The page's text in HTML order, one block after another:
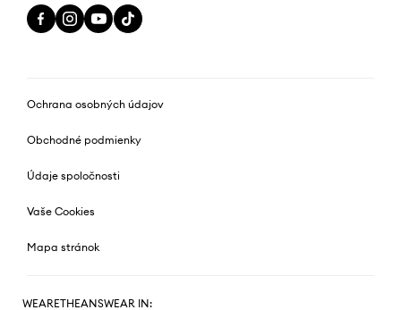
Ochrana osobných údajov
Obchodné podmienky
Údaje spoločnosti
Vaše Cookies
Mapa stránok
WEARETHEANSWEAR IN: